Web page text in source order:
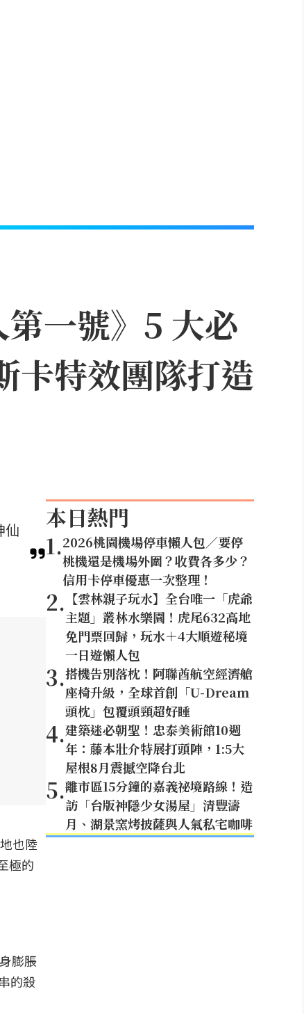
一號》5 大必
卡特效團隊打造
仙
也陸
極的
膨脹
的殺
本日熱門
1.2026桃園機場停車懶人包／要停
桃機還是機場外圍？收費各多少？
信用卡停車優惠一次整理！
2. 【雲林親子玩水】全台唯一「虎爺
主題」叢林水樂園！虎尾632高地
免門票回歸，玩水＋4大順遊秘境
一日遊懶人包
3.搭機告別落枕！阿聯酋航空經濟艙
座椅升級，全球首創「U-Dream
頭枕」包覆頭頸超好睡
4.建築迷必朝聖！忠泰美術館10週
年：藤本壯介特展打頭陣，1:5大
屋根8月震撼空降台北
5.離市區15分鐘的嘉義祕境路線！造
訪「台版神隱少女湯屋」清豐濤
月、湖景窯烤披薩與人氣私宅咖啡